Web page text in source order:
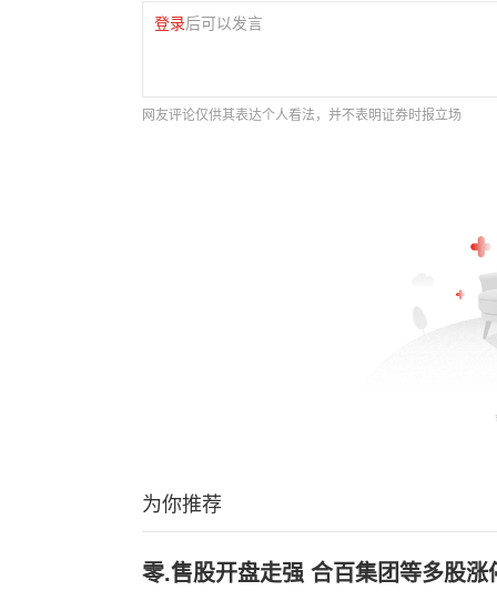
登录后可以发言
网友评论仅供其表达个人看法，并不表明证券时报立场
为你推荐
零.售股开盘走强 合百集团等多股涨